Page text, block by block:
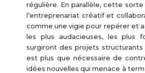
régulière. En parallèle, cette
l’entreprenariat créatif et
comme une vigie pour repérer et
les plus audacieuses, les plus
surgiront des projets structurants
est plus que nécessaire de
idées nouvelles qui menace à